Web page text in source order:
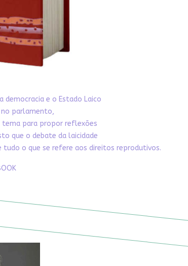
e o Estado Laico
parlamento,
tema para propor reflexões
que o debate da laicidade
o que se refere aos direitos reprodutivos.